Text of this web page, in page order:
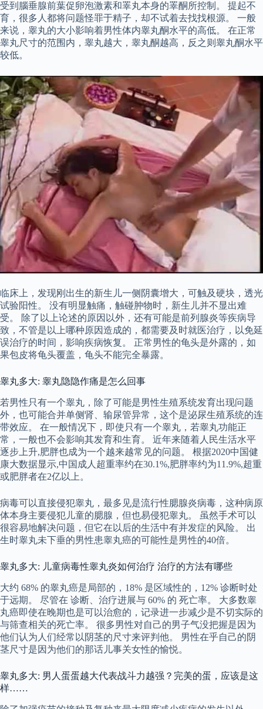
受到腦垂腺前葉促卵泡激素和睪丸本身的睪酮所控制。 提起不
育，很多人都将问题怪罪于精子，却不试着去找找根源。 一般
来说，睾丸的大小影响着男性体内睾丸酮水平的高低。 在正常
睾丸尺寸的范围内，睾丸越大，睾丸酮越高，反之则睾丸酮水平
较低。
临床上，发现刚出生的新生儿一侧阴囊增大，可触及硬块，透光
试验阳性。 没有明显触痛，触碰肿物时，新生儿并不显出难
受。 除了以上论述的原因以外，还有可能是前列腺炎等疾病导
致，不管是以上哪种原因造成的，都需要及时就医治疗，以免延
误治疗的时间，影响疾病恢复。 正常男性的龟头是外露的，如
果包皮将龟头覆盖，龟头不能完全暴露。
睾丸多大: 睾丸隐隐作痛是怎么回事
若男性只有一个睾丸，除了可能是男性生殖系统发育出现问题
外，也可能合并单侧肾、输尿管异常，这个是泌尿生殖系统的连
带效应。 在一般情况下，即使只有一个睾丸，若睾丸功能正
常，一般也不会影响其发育和生育。 近年来随着人民生活水平
逐步上升,肥胖也成为一个越来越常见的问题。 根据2020中国健
康大数据显示,中国成人超重率约在30.1%,肥胖率约为11.9%,超重
或肥胖者在2亿以上。
病毒可以直接侵犯睾丸，最多见是流行性腮腺炎病毒，这种病原
体本身主要侵犯儿童的腮腺，但也易侵犯睾丸。 虽然手术可以
很容易地解决问题，但它在以后的生活中有并发症的风险。 出
生时睾丸未下垂的男性患睾丸癌的可能性是男性的40倍。
睾丸多大: 儿童病毒性睾丸炎如何治疗 治疗的方法有哪些
大约 68% 的睾丸癌是局部的，18% 是区域性的，12% 诊断时处
于远期。 尽管在 诊断、治疗进展与 60% 的 死亡率。 大多数睾
丸癌即使在晚期也是可以治愈的，记录进一步减少是不切实际的
与筛查相关的死亡率。 很多男性对自己的男子气没把握是因为
他们认为人们经常以阴茎的尺寸来评判他。 男性在乎自己的阴
茎尺寸是因为他们的那话儿事关女性的愉悦。
睾丸多大: 男人蛋蛋越大代表战斗力越强？完美的蛋，应该是这
样……